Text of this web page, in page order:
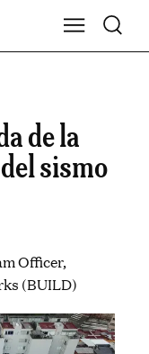
Show Main
Toggle
de la
sismo
Officer,
(BUILD)